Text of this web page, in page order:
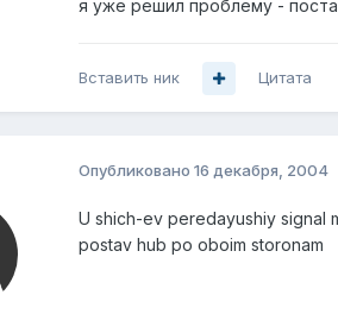
я уже решил проблему -
Вставить ник Цитата
Опубликовано 16 декабря, 2004
U shich-ev peredayushiy signal
postav hub po oboim storonam